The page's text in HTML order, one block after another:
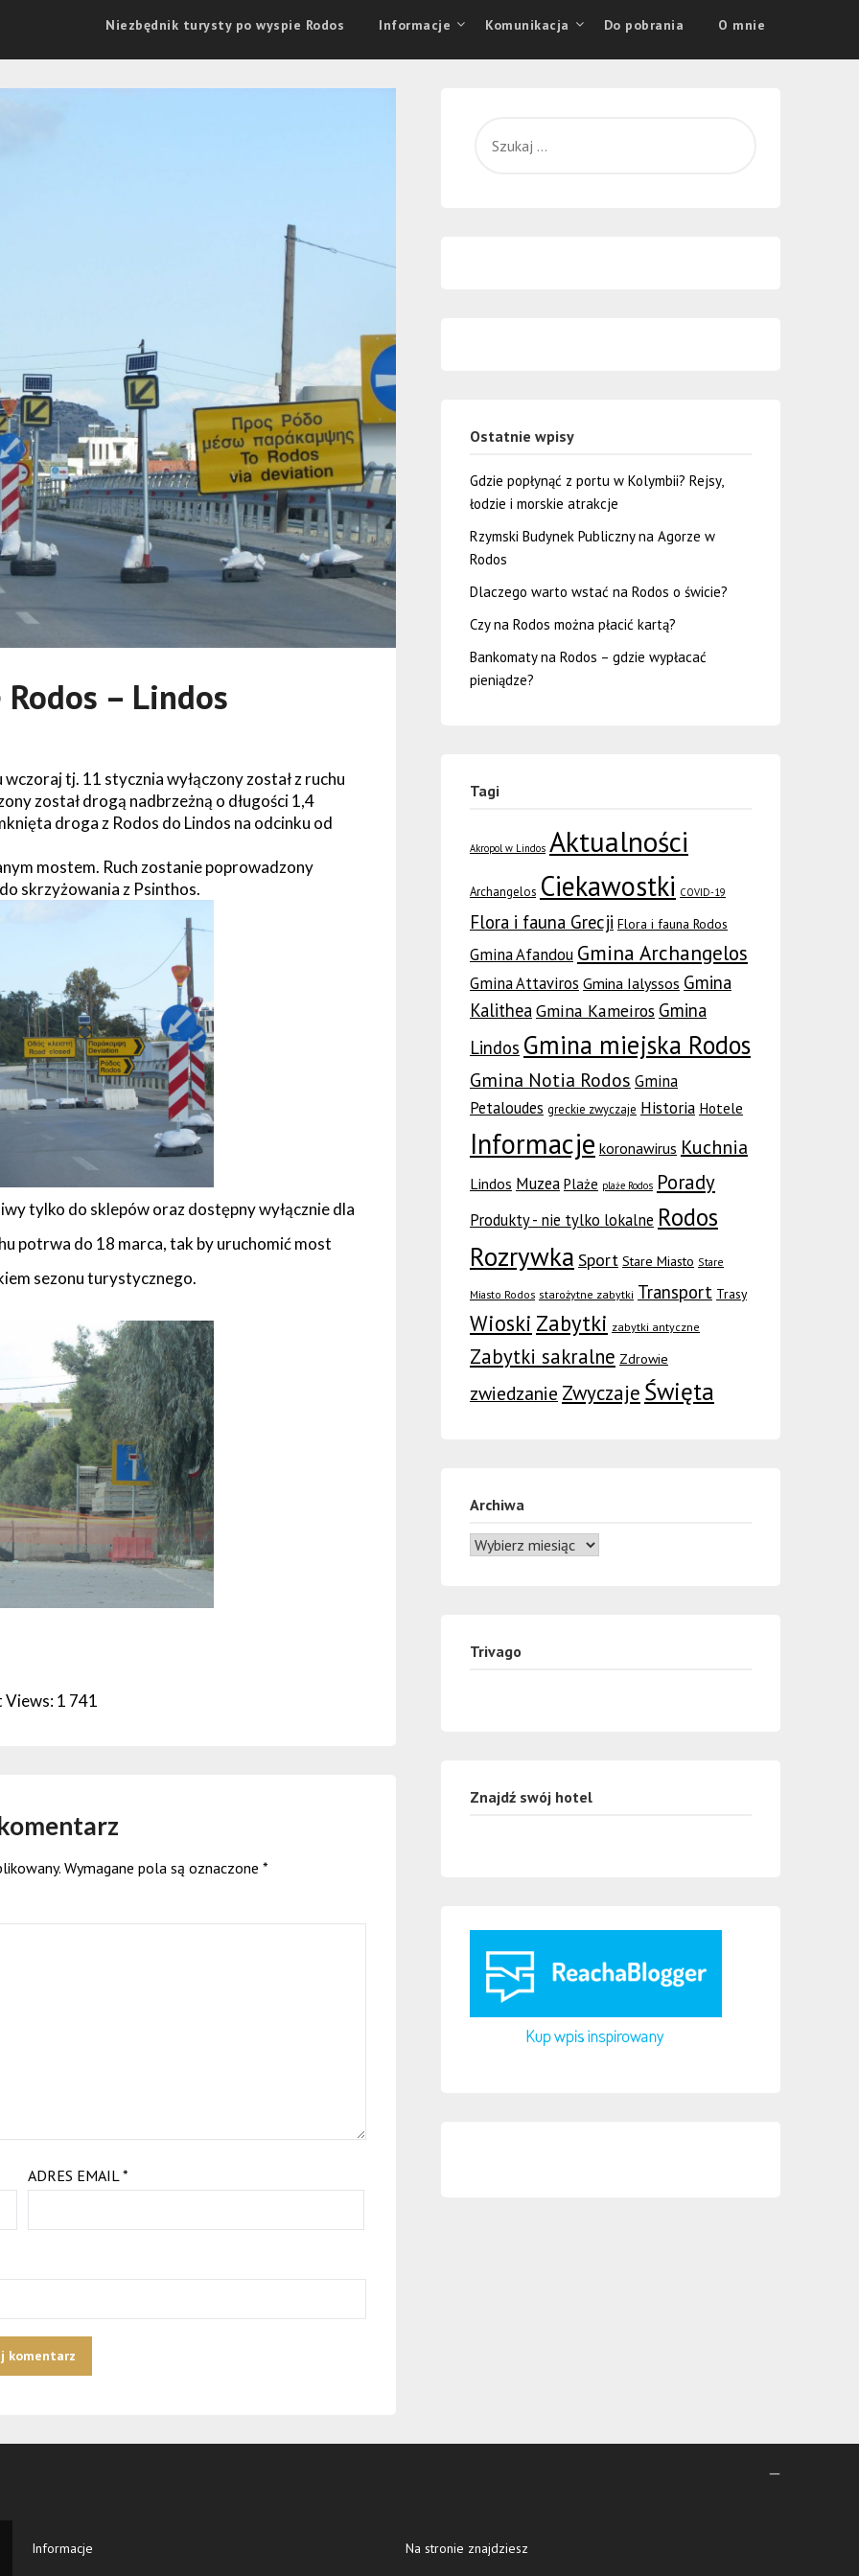
Niezbędnik turysty po wyspie Rodos Informacje Komunikacja Do pobrania O mnie
– Lindos
tj. 11 stycznia wyłączony został z ruchu
został drogą nadbrzeżną o długości 1,4
droga z Rodos do Lindos na odcinku od
mostem. Ruch zostanie poprowadzony
skrzyżowania z Psinthos.
tylko do sklepów oraz dostępny wyłącznie dla
potrwa do 18 marca, tak by uruchomić most
sezonu turystycznego.
Views:1 741
Wymagane pola są oznaczone *
ADRES EMAIL *
Ostatnie wpisy
Gdzie popłynąć z portu w Kolymbii? Rejsy,
łodzie i morskie atrakcje
Rzymski Budynek Publiczny na Agorze w
Rodos
Dlaczego warto wstać na Rodos o świcie?
Czy na Rodos można płacić kartą?
Bankomaty na Rodos – gdzie wypłacać
pieniądze?
Tagi
Akropol w Lindos Aktualności
Archangelos Ciekawostki COVID-19
Flora i fauna Grecji Flora i fauna Rodos
Gmina Afandou Gmina Archangelos
Gmina Attaviros Gmina Ialyssos Gmina
KalitheaGmina Kameiros Gmina
Lindos Gmina miejska Rodos
Gmina Notia Rodos Gmina
Petaloudes greckie zwyczaje Historia Hotele
Informacje koronawirus Kuchnia
Lindos Muzea Plaże plaże Rodos Porady
Produkty - nie tylko lokalne Rodos
Rozrywka Sport Stare Miasto Stare
Miasto Rodos starożytne zabytki Transport Trasy
Wioski Zabytki zabytki antyczne
Zabytki sakralne Zdrowie
zwiedzanie Zwyczaje Święta
Archiwa
Trivago
Znajdź swój hotel
Informacje Na stronie znajdziesz